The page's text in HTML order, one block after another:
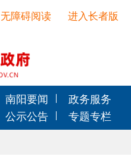
进入长者版
无障碍阅读
南阳要闻
政务服务
公示公告
专题专栏